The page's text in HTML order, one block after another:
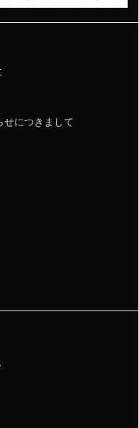
につきまして